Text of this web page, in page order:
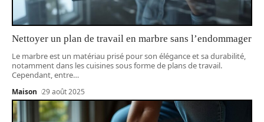
Nettoyer un plan de travail en marbre sans l’endommager
Le marbre est un matériau prisé pour son élégance et sa durabilité,
notamment dans les cuisines sous forme de plans de travail.
Cependant, entre…
Maison 29 août 2025